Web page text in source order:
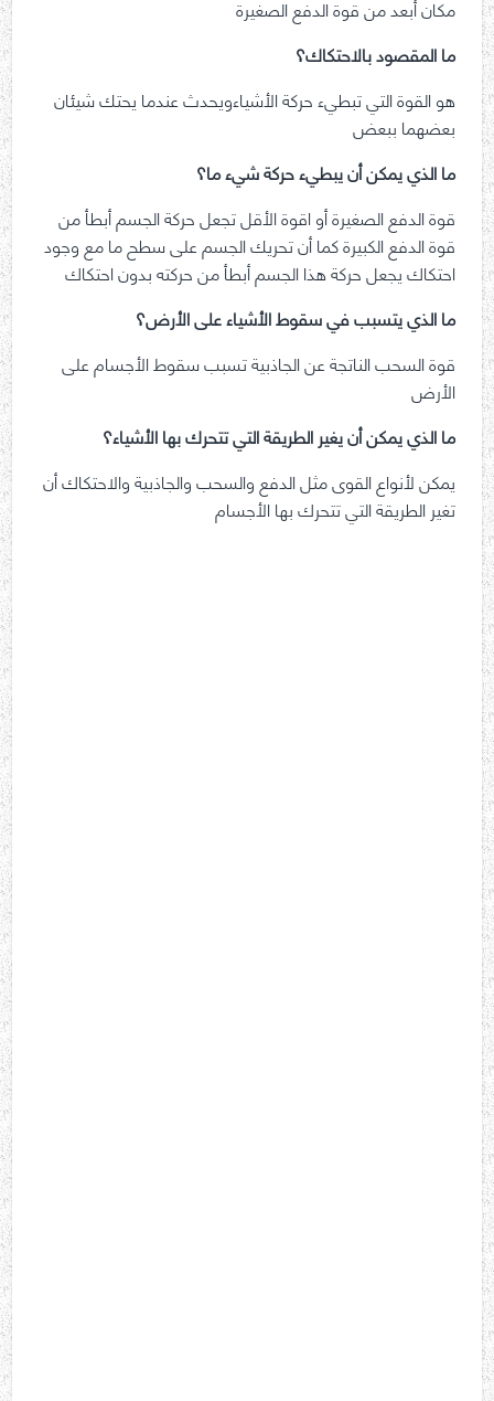
مكان أبعد من قوة الدفع الصغيرة
ما المقصود بالاحتكاك؟
هو القوة التي تبطيء حركة الأشياءويحدث عندما يحتك شيئان
بعضهما ببعض
ما الذي يمكن أن يبطيء حركة شيء ما؟
قوة الدفع الصغيرة أو اقوة الأقل تجعل حركة الجسم أبطأ من
قوة الدفع الكبيرة كما أن تحريك الجسم على سطح ما مع وجود
احتكاك يجعل حركة هذا الجسم أبطأ من حركته بدون احتكاك
ما الذي يتسبب في سقوط الأشياء على الأرض؟
قوة السحب الناتجة عن الجاذبية تسبب سقوط الأجسام على
الأرض
ما الذي يمكن أن يغير الطريقة التي تتحرك بها الأشياء؟
يمكن لأنواع القوى مثل الدفع والسحب والجاذبية والاحتكاك أن
تغير الطريقة التي تتحرك بها الأجسام